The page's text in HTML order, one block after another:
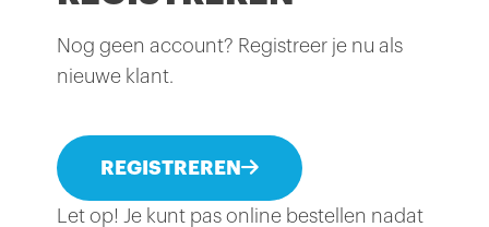
Nog geen account? Registreer je nu als
nieuwe klant.
REGISTREREN
Let op! Je kunt pas online bestellen nadat